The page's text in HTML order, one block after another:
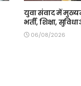
युवा संवाद में
भर्ती, शिक्षा,
06/08/2026